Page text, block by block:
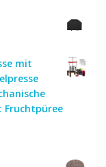
mit
Fruchtpüree